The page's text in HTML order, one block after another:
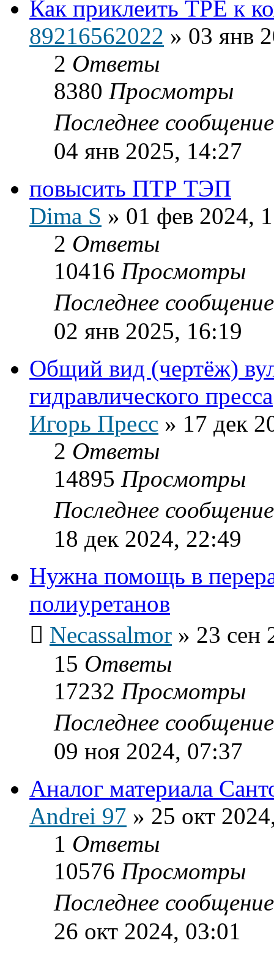
Как приклеить ТРЕ к
89216562022 » 03 янв
2 Ответы
8380 Просмотры
Последнее
04 янв 2025, 14:27
повысить ПТР ТЭП
Dima S » 01 фев 2024,
2 Ответы
10416 Просмотры
Последнее
02 янв 2025, 16:19
Общий вид (чертёж)
гидравлического пресса
Игорь Пресс » 17 дек
2 Ответы
14895 Просмотры
Последнее
18 дек 2024, 22:49
Нужна помощь в
полиуретанов
Necassalmor » 23 сен
15 Ответы
17232 Просмотры
Последнее
09 ноя 2024, 07:37
Аналог материала
Andrei 97 » 25 окт
1 Ответы
10576 Просмотры
Последнее
26 окт 2024, 03:01